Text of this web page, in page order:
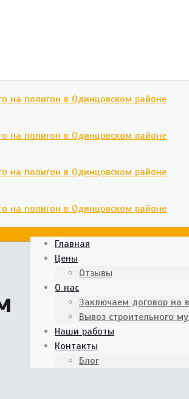
Главная
Цены
Отзывы
О нас
Заключаем договор на
Вывоз строительного
Наши работы
Контакты
Блог